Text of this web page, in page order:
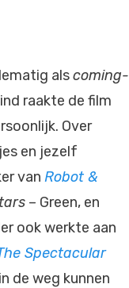
alscoming-
raakte de film
Over
en jezelf
van Robot &
– Green, en
ook werkte aan
Spectacular
de weg kunnen